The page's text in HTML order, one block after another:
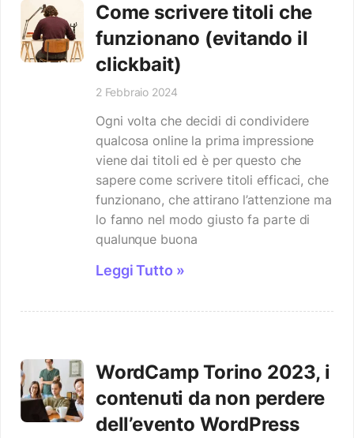
Come scrivere titoli che
funzionano (evitando il
clickbait)
2 Febbraio 2024
Ogni volta che decidi di condividere
qualcosa online la prima impressione
viene dai titoli ed è per questo che
sapere come scrivere titoli efficaci, che
funzionano, che attirano l’attenzione ma
lo fanno nel modo giusto fa parte di
qualunque buona
Leggi Tutto »
WordCamp Torino 2023, i
contenuti da non perdere
dell’evento WordPress